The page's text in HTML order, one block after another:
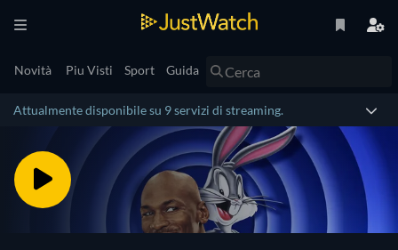
Novità Piu Visti Sport Guida
Attualmente disponibile su 9 servizi di streaming.